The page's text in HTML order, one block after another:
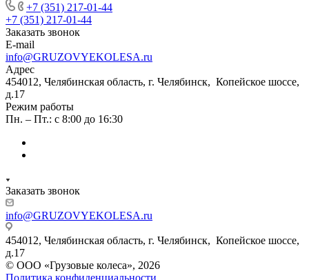
+7 (351) 217-01-44
+7 (351) 217-01-44
Заказать звонок
E-mail
info@GRUZOVYEKOLESA.ru
Адрес
454012, Челябинская область, г. Челябинск, Копейское шоссе,
д.17
Режим работы
Пн. – Пт.: с 8:00 до 16:30
Заказать звонок
info@GRUZOVYEKOLESA.ru
454012, Челябинская область, г. Челябинск, Копейское шоссе,
д.17
© ООО «Грузовые колеса», 2026
Политика конфиденциальности